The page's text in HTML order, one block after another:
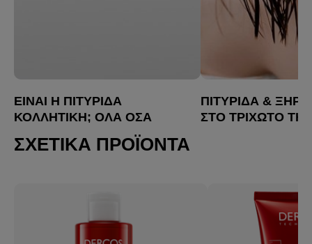
ΕΊΝΑΙ Η ΠΙΤΥΡΊΔΑ
ΚΟΛΛΗΤΙΚΉ; ΌΛΑ ΌΣΑ
ΠΙΤΥΡΊΔΑ &
ΣΤΟ ΤΡΙΧΩΤΌ ΤΗΣ
ΣΧΕΤΙΚΆ ΠΡΟΪΌΝΤΑ